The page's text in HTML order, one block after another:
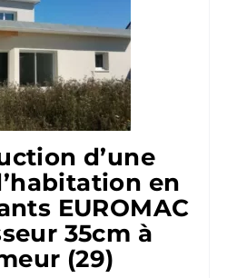
d’une
en
EUROMAC
35cm à
(29)